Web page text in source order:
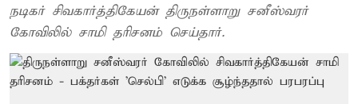
நடிகர் சிவகார்த்திகேயன் திருநள்ளாறு சனீஸ்வரர்
கோவிலில் சாமி தரிசனம் செய்தார்.